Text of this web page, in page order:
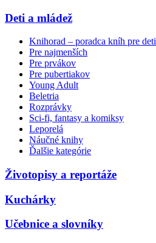
Deti a mládež
Knihorad – poradca kníh pre deti
Pre najmenších
Pre prvákov
Pre pubertiakov
Young Adult
Beletria
Rozprávky
Sci-fi, fantasy a komiksy
Leporelá
Náučné knihy
Ďalšie kategórie
Životopisy a reportáže
Kuchárky
Učebnice a slovníky